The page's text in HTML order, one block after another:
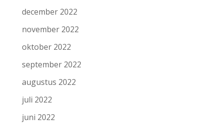
december 2022
november 2022
oktober 2022
september 2022
augustus 2022
juli 2022
juni 2022